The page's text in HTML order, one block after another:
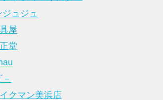
ジュジュ
屋
堂
クマン美浜店